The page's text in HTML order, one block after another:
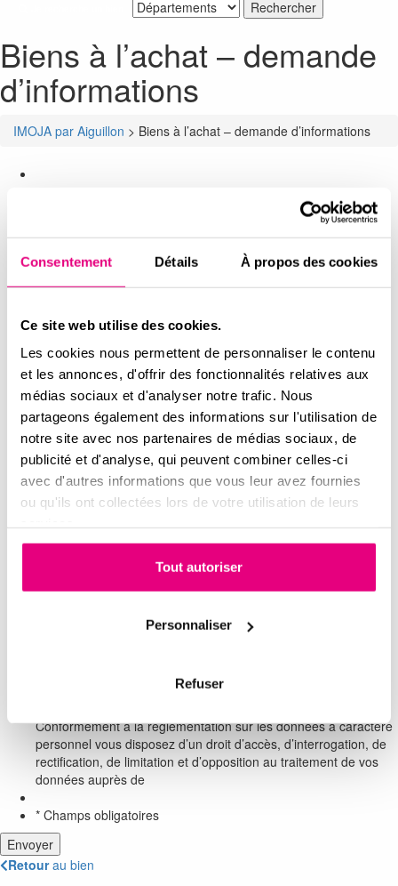
Consentement Détails À propos des cookies
Ce site web utilise des cookies.
Les cookies nous permettent de personnaliser le contenu
et les annonces, d'offrir des fonctionnalités relatives aux
médias sociaux et d'analyser notre trafic. Nous
partageons également des informations sur l'utilisation de
notre site avec nos partenaires de médias sociaux, de
publicité et d'analyse, qui peuvent combiner celles-ci
avec d'autres informations que vous leur avez fournies
ou qu'ils ont collectées lors de votre utilisation de leurs
Tout autoriser
Personnaliser
Refuser
Biens à l’achat – demande
d’informations
IMOJA par Aiguillon > Biens à l’achat – demande d’informations
Nom*
Prénom
Email*
Téléphone*
Message
Conformément à la réglementation sur les données à caractère
personnel vous disposez d’un droit d’accès, d’interrogation, de
rectification, de limitation et d’opposition au traitement de vos
données auprès de
* Champs obligatoires
Retourau bien